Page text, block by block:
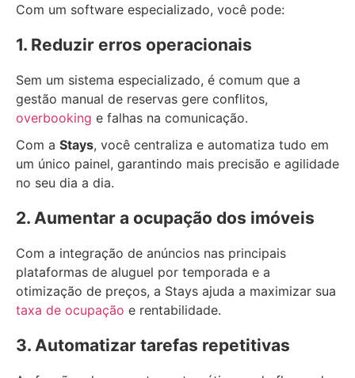
Com um software especializado, você pode:
1. Reduzir erros operacionais
Sem um sistema especializado, é comum que a
gestão manual de reservas gere conflitos,
overbooking e falhas na comunicação.
Com a Stays, você centraliza e automatiza tudo em
um único painel, garantindo mais precisão e agilidade
no seu dia a dia.
2. Aumentar a ocupação dos imóveis
Com a integração de anúncios nas principais
plataformas de aluguel por temporada e a
otimização de preços, a Stays ajuda a maximizar sua
taxa de ocupação e rentabilidade.
3. Automatizar tarefas repetitivas